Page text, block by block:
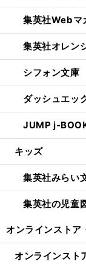
集英社Webマ
集英社オレン
シフォン文庫
ダッシュエッ
JUMP j-
キッズ
集英社みらい
集英社の児童
オンラインストア
オンラインスト